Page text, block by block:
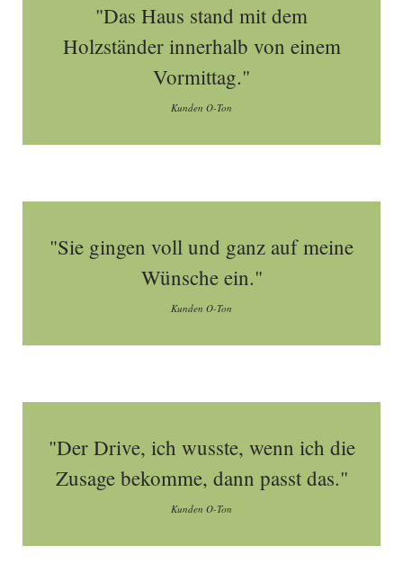
"Das Haus stand mit dem
Holzständer innerhalb von einem
Vormittag."
Kunden O-Ton
"Sie gingen voll und ganz auf meine
Wünsche ein."
Kunden O-Ton
"Der Drive, ich wusste, wenn ich die
Zusage bekomme, dann passt das."
Kunden O-Ton